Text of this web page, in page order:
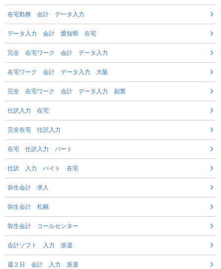
在宅勤務 会計 データ入力
データ入力 会計 愛知県 在宅
完全 在宅ワーク 会計 データ入力
在宅ワーク 会計 データ入力 大阪
完全 在宅ワーク 会計 データ入力 副業
仕訳入力 在宅
完全在宅 仕訳入力
在宅 仕訳入力 パート
仕訳 入力 バイト 在宅
弥生会計 求人
弥生会計 札幌
弥生会計 コールセンター
会計ソフト 入力 派遣
週２日 会計 入力 派遣